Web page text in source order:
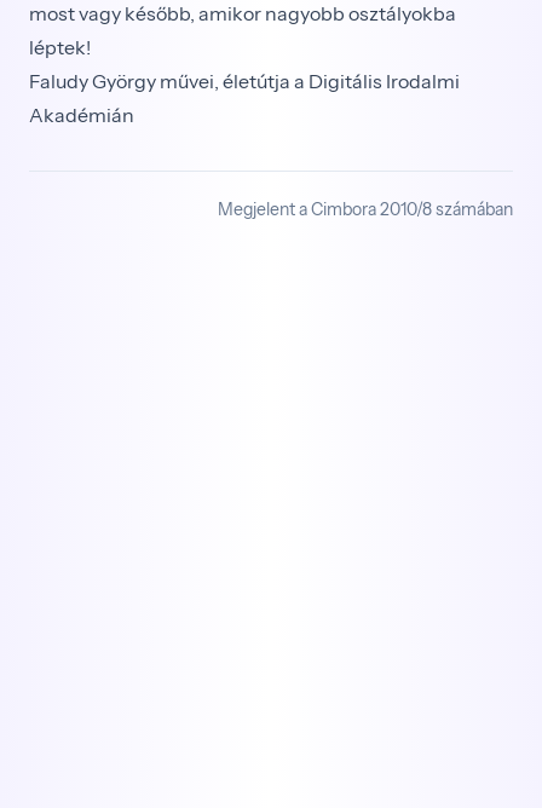
most vagy később, amikor nagyobb osztályokba
léptek!
Faludy György művei, életútja a Digitális Irodalmi
Akadémián
Megjelent a Cimbora 2010/8 számában